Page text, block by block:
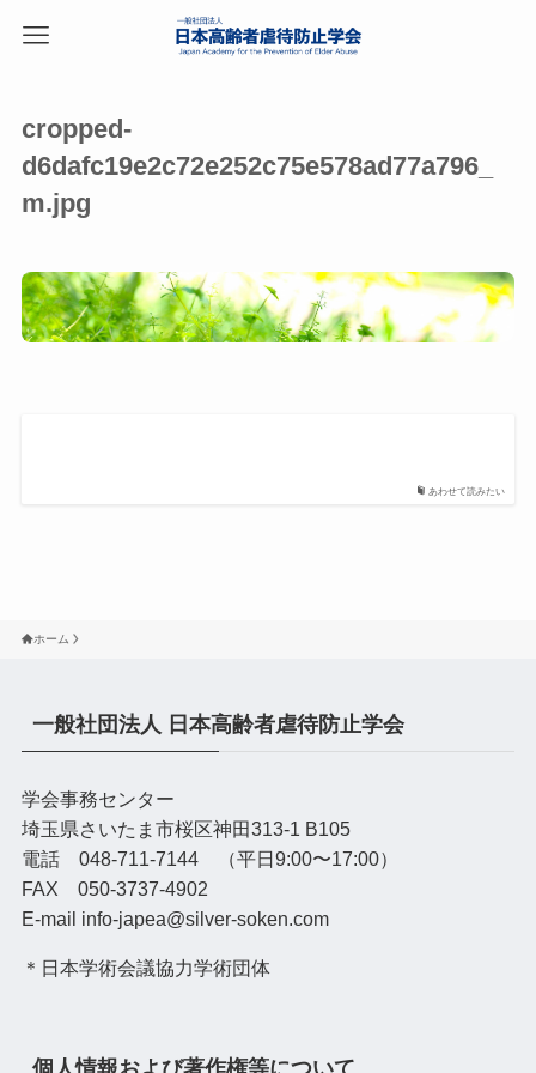
cropped-
d6dafc19e2c72e252c75e578ad77a796_
m.jpg
あわせて読みたい
ホーム
一般社団法人 日本高齢者虐待防止学会
学会事務センター
埼玉県さいたま市桜区神田313-1 B105
電話 048-711-7144 （平日9:00〜17:00）
FAX 050-3737-4902
E-mail info-japea@silver-soken.com
＊日本学術会議協力学術団体
個人情報および著作権等について